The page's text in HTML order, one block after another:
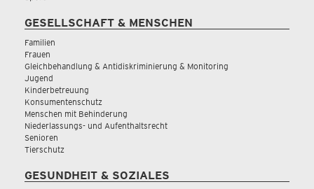
GESELLSCHAFT & MENSCHEN
Familien
Frauen
Gleichbehandlung & Antidiskriminierung & Monitoring
Jugend
Kinderbetreuung
Konsumentenschutz
Menschen mit Behinderung
Niederlassungs- und Aufenthaltsrecht
Senioren
Tierschutz
GESUNDHEIT & SOZIALES